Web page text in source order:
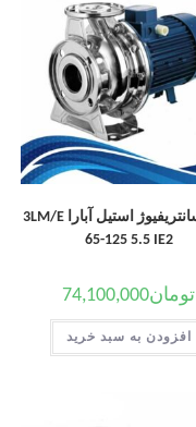
پمپ سانتریفیوژ استیل آبارا 3LM/E
65-125 5.5 IE2
تومان74,100,000
افزودن به سبد خرید